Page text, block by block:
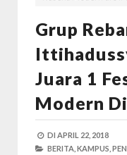
Grup
Juara 1
Modern
DI APRIL 22, 2018
BERITA, KAMPUS,